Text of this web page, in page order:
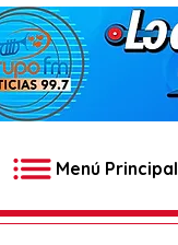
Menú Principal